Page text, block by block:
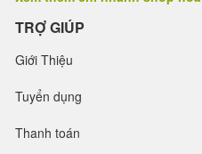
TRỢ GIÚP
Giới Thiệu
Tuyển dụng
Thanh toán